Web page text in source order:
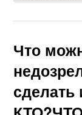
Что
сделать